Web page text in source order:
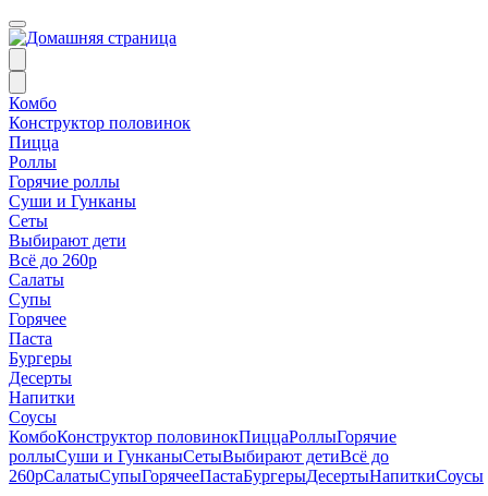
Комбо
Конструктор половинок
Пицца
Роллы
Горячие роллы
Суши и Гунканы
Сеты
Выбирают дети
Всё до 260р
Салаты
Супы
Горячее
Паста
Бургеры
Десерты
Напитки
Соусы
КомбоКонструктор половинокПиццаРоллыГорячие
роллыСуши и ГунканыСетыВыбирают детиВсё до
260рСалатыСупыГорячееПастаБургерыДесертыНапиткиСоусы